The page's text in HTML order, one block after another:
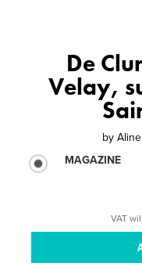
De
Velay,
by
MAGAZINE
VAT